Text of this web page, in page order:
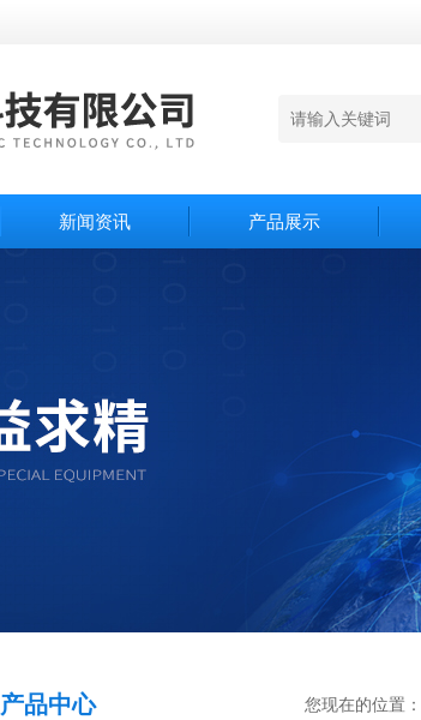
新闻资讯 产品展示
产品中心 您现在的位置：